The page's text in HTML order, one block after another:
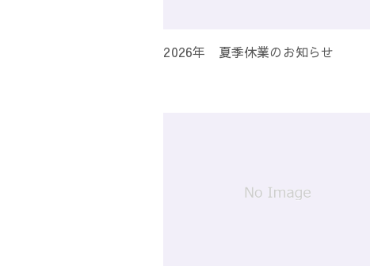
2026年 夏季休業のお知らせ